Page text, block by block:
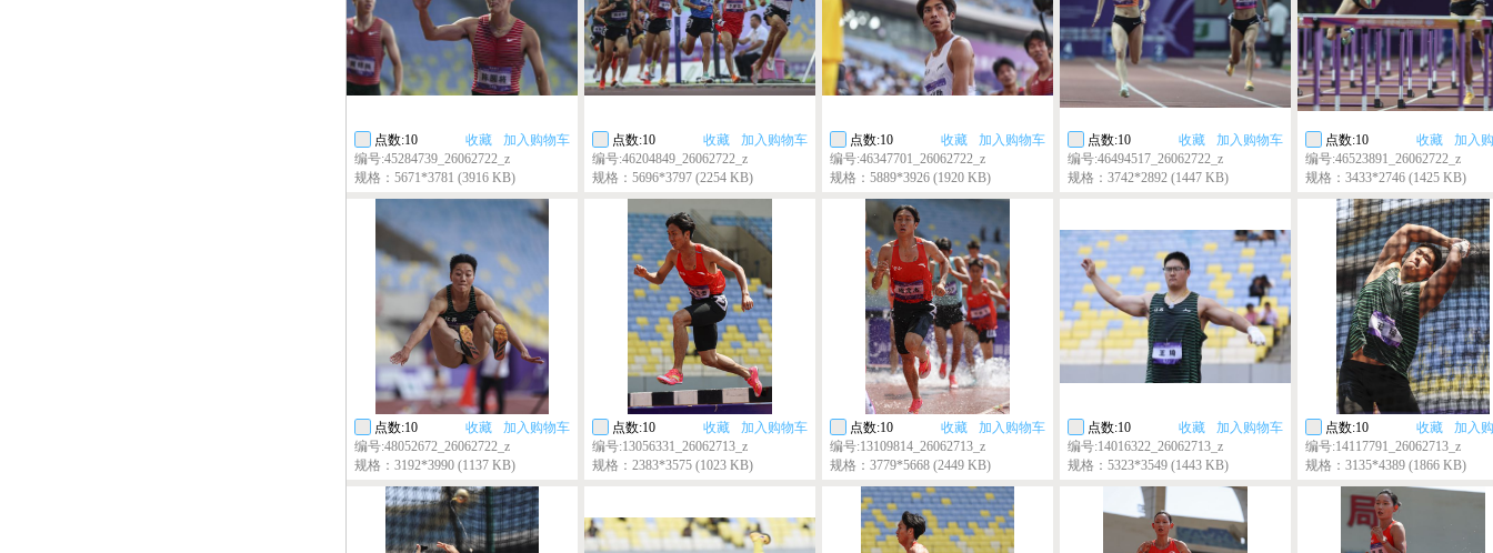
收藏 加入购物车
点数:10
编号:45284739_26062722_z
规格：5671*3781 (3916 KB)
收藏 加入购物车
点数:10
编号:46204849_26062722_z
规格：5696*3797 (2254 KB)
收藏 加入购物车
点数:10
编号:46347701_26062722_z
规格：5889*3926 (1920 KB)
收藏 加入购物车
点数:10
编号:46494517_26062722_z
规格：3742*2892 (1447 KB)
收藏 加入
点数:10
编号:46523891_26062722_z
规格：3433*2746 (1425 KB)
收藏 加入购物车
点数:10
编号:48052672_26062722_z
规格：3192*3990 (1137 KB)
收藏 加入购物车
点数:10
编号:13056331_26062713_z
规格：2383*3575 (1023 KB)
收藏 加入购物车
点数:10
编号:13109814_26062713_z
规格：3779*5668 (2449 KB)
收藏 加入购物车
点数:10
编号:14016322_26062713_z
规格：5323*3549 (1443 KB)
收藏 加入
点数:10
编号:14117791_26062713_z
规格：3135*4389 (1866 KB)